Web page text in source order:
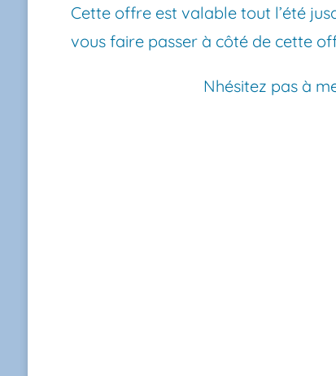
Cette offre est valable tout l’été
vous faire passer à côté de cette
Nhésitez pas à